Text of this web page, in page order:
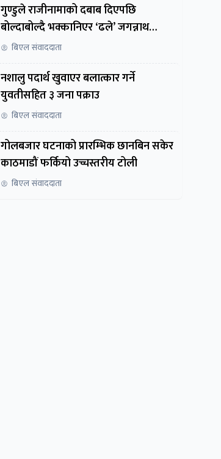
गुण्डुले राजीनामाको दबाब दिएपछि
बोल्दाबोल्दै भक्कानिएर ‘ढले’ जगन्नाथ
थपलिया
बिएल संवाददाता
नशालु पदार्थ खुवाएर बलात्कार गर्ने
युवतीसहित ३ जना पक्राउ
बिएल संवाददाता
गोलबजार घटनाको प्रारम्भिक छानबिन सकेर
काठमाडौं फर्कियो उच्चस्तरीय टोली
बिएल संवाददाता